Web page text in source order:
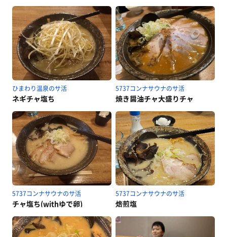
ひまわり温泉のサ活
ネギチャ塩ち
5737コンナサウナのサ活
焼き醤油チャ大盛りチャ
5737コンナサウナのサ活
チャ塩ち(withゆで卵)
5737コンナサウナのサ活
焙煎塩